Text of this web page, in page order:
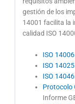
gestión de los
14001 facilita la
calidad ISO
ISO 14006
ISO 14025
ISO 14046
Protocolo
Informe